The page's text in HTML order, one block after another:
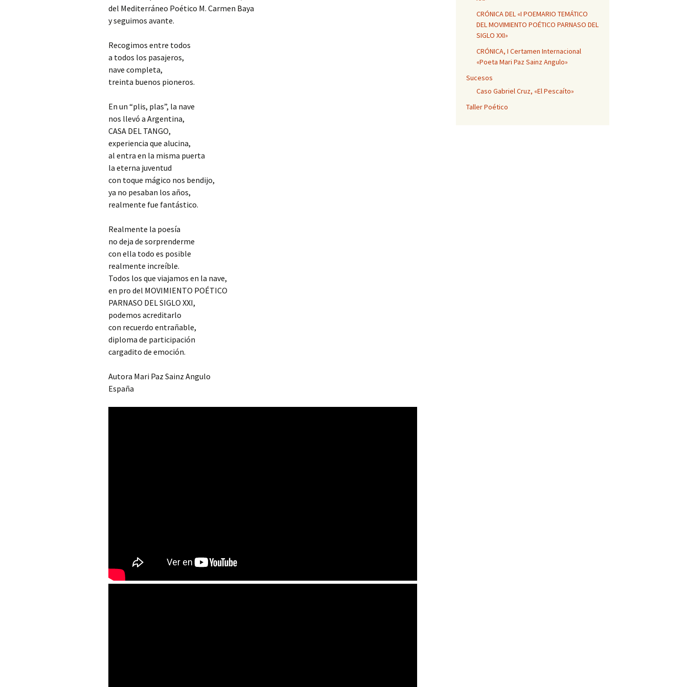
del Mediterráneo Poético M. Carmen Baya
y seguimos avante.
Recogimos entre todos
a todos los pasajeros,
nave completa,
treinta buenos pioneros.
En un “plis, plas”, la nave
nos llevó a Argentina,
CASA DEL TANGO,
experiencia que alucina,
al entra en la misma puerta
la eterna juventud
con toque mágico nos bendijo,
ya no pesaban los años,
realmente fue fantástico.
Realmente la poesía
no deja de sorprenderme
con ella todo es posible
realmente increíble.
Todos los que viajamos en la nave,
en pro del MOVIMIENTO POÉTICO
PARNASO DEL SIGLO XXI,
podemos acreditarlo
con recuerdo entrañable,
diploma de participación
cargadito de emoción.
Autora Mari Paz Sainz Angulo
España
CRÓNICA DEL «I POEMARIO TEMÁTICO
DEL MOVIMIENTO POÉTICO PARNASO DEL
SIGLO XXI»
CRÓNICA, I Certamen Internacional
«Poeta Mari Paz Sainz Angulo»
Sucesos
Caso Gabriel Cruz, «El Pescaíto»
Taller Poético